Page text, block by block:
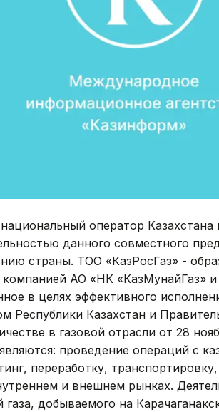
оператор Казахстана
данного совместного
страны. ТОО «КазРосГаз» -
АО «НК «КазМунайГаз»
в целях эффективного
Республики Казахстан и
в газовой отрасли от 28
проведение операций с
переработку,
и внешнем рынках.
газа, добываемого на